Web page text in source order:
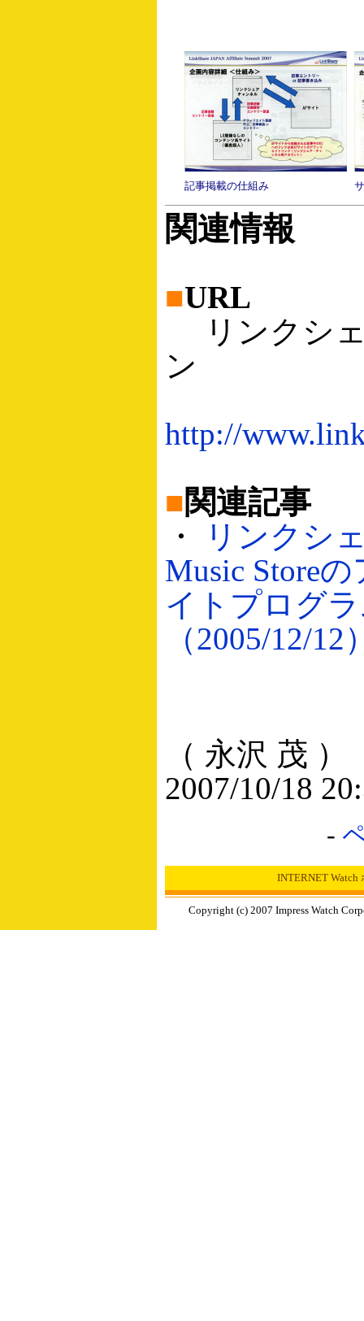
記事掲載の仕組み
関連情報
■URL
リンクシ
ン
http://
■関連記事
・
リンクシ
Music Store
イトプログ
（2005/12/12
（ 永沢 茂 ）
2007/10/18
-
INTERNET Watch
Copyright (c) 2007 Impress Watch